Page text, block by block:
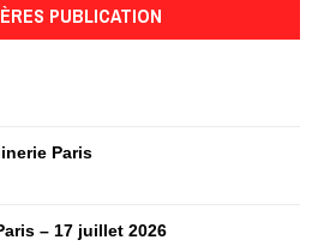
PUBLICATION
Paris
– 17 juillet 2026